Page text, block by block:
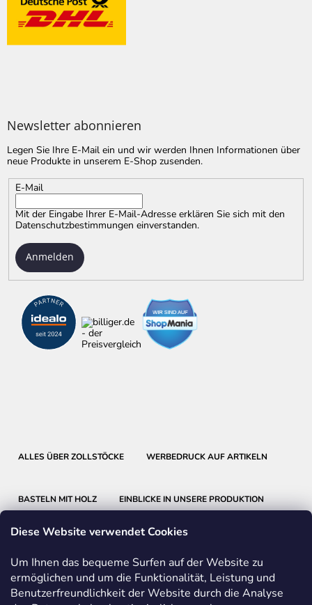
Diese Website verwendet Cookies
Um Ihnen das bequeme Surfen auf der Website zu
ermöglichen und um die Funktionalität, Leistung und
Benutzerfreundlichkeit der Website durch die Analyse
Newsletter abonnieren
Legen Sie Ihre E-Mail ein und wir werden Ihnen Informationen über
neue Produkte in unserem E-Shop zusenden.
E-Mail
Mit der Eingabe Ihrer E-Mail-Adresse erklären Sie sich mit den
Datenschutzbestimmungen einverstanden.
Anmelden
ALLES ÜBER ZOLLSTÖCKE WERBEDRUCK AUF ARTIKELN
BASTELN MIT HOLZ EINBLICKE IN UNSERE PRODUKTION
METRIE BMI FABER-CASTELL